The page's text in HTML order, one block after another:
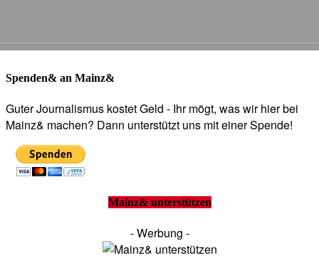
Spenden& an Mainz&
Guter Journalismus kostet Geld - Ihr mögt, was wir hier bei
Mainz& machen? Dann unterstützt uns mit einer Spende!
Mainz& unterstützen
- Werbung -